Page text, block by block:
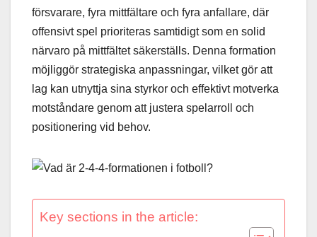
försvarare, fyra mittfältare och fyra anfallare, där
offensivt spel prioriteras samtidigt som en solid
närvaro på mittfältet säkerställs. Denna formation
möjliggör strategiska anpassningar, vilket gör att
lag kan utnyttja sina styrkor och effektivt motverka
motståndare genom att justera spelarroll och
positionering vid behov.
Key sections in the article: